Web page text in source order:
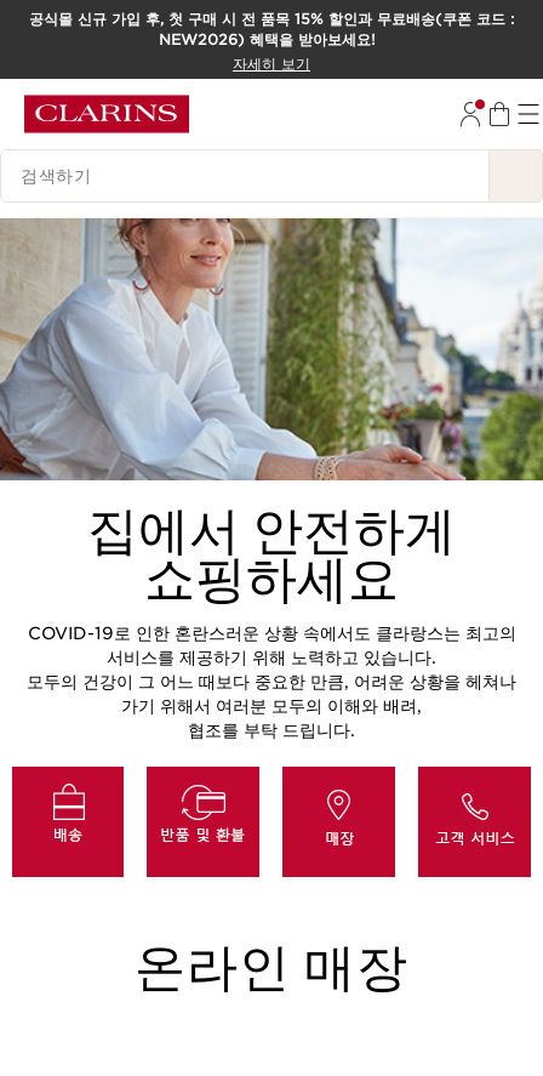
컨텐츠로 이동하기
공식몰 신규 가입 후, 첫 구매 시 전 품목 15% 할인과 무료배송(쿠폰 코드 :
NEW2026) 혜택을 받아보세요!
자세히 보기
범례 검색하기
집에서 안전하게
쇼핑하세요
COVID-19로 인한 혼란스러운 상황 속에서도 클라랑스는 최고의
서비스를 제공하기 위해 노력하고 있습니다.
모두의 건강이 그 어느 때보다 중요한 만큼, 어려운 상황을 헤쳐나
가기 위해서 여러분 모두의 이해와 배려,
협조를 부탁 드립니다.
온라인 매장